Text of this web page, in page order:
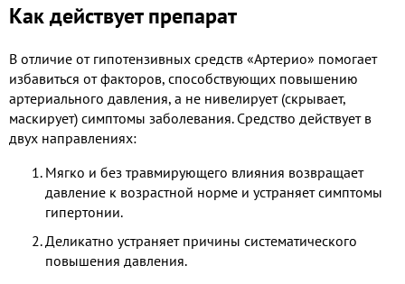
Как действует препарат
В отличие от гипотензивных средств «Артерио» помогает
избавиться от факторов, способствующих повышению
артериального давления, а не нивелирует (скрывает,
маскирует) симптомы заболевания. Средство действует в
двух направлениях:
Мягко и без травмирующего влияния возвращает
давление к возрастной норме и устраняет симптомы
гипертонии.
Деликатно устраняет причины систематического
повышения давления.